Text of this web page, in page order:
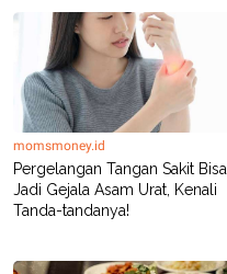
momsmoney.id
Pergelangan Tangan Sakit​ Bisa
Jadi Gejala Asam Urat, Kenali
Tanda-tandanya!